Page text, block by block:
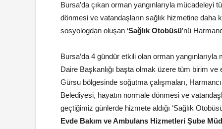
Bursa’da çıkan orman yangınlarıyla
dönmesi ve vatandaşların sağlık hizmetine
sosyologdan oluşan ‘Sağlık Otobüsü’nü
Bursa’da 4 gündür etkili olan orman
Daire Başkanlığı başta olmak üzere tüm birim ve
Gürsu bölgesinde soğutma çalışmaları,
Belediyesi, hayatın normale dönmesi ve
geçtiğimiz günlerde hizmete aldığı ‘Sağlık
Evde Bakım ve Ambulans Hizmetleri Şube